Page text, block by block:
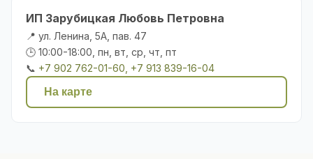
ИП Зарубицкая Любовь Петровна
📍 ул. Ленина, 5А, пав. 47
🕒 10:00-18:00, пн, вт, ср, чт, пт
📞 +7 902 762-01-60, +7 913 839-16-04
На карте